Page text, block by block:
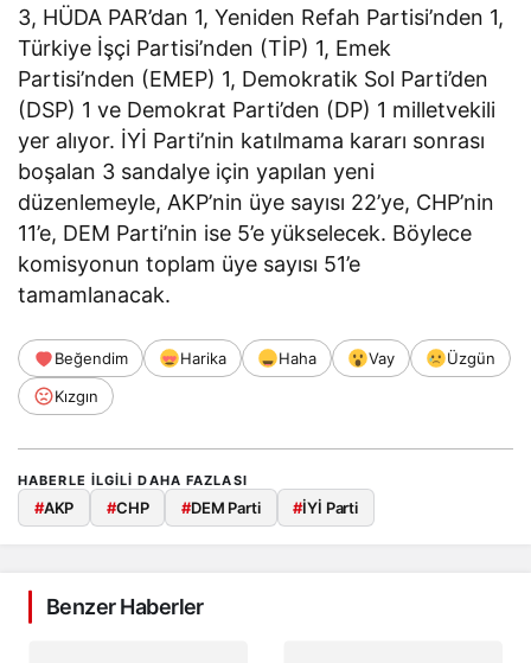
3, HÜDA PAR’dan 1, Yeniden Refah Partisi’nden 1,
Türkiye İşçi Partisi’nden (TİP) 1, Emek
Partisi’nden (EMEP) 1, Demokratik Sol Parti’den
(DSP) 1 ve Demokrat Parti’den (DP) 1 milletvekili
yer alıyor. İYİ Parti’nin katılmama kararı sonrası
boşalan 3 sandalye için yapılan yeni
düzenlemeyle, AKP’nin üye sayısı 22’ye, CHP’nin
11’e, DEM Parti’nin ise 5’e yükselecek. Böylece
komisyonun toplam üye sayısı 51’e
tamamlanacak.
Beğendim Harika Haha Vay
Üzgün
Kızgın
HABERLE ILGILI DAHA FAZLASI
#AKP #CHP #DEM Parti #İYİ Parti
Benzer Haberler